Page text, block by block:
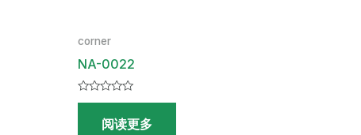
corner
NA-0022
评
&sol;阅读更多